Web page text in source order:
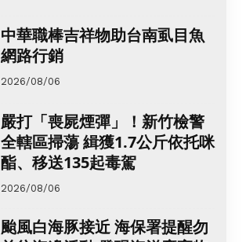
中華職棒吉祥物助台南虱目魚
網路行銷
2026/08/06
嚴打「喪屍煙彈」！新竹檢警
全轄區掃蕩 緝獲1.7公斤依托咪
酯、移送135起毒駕
2026/08/06
颱風白海豚接近 海保署提醒勿